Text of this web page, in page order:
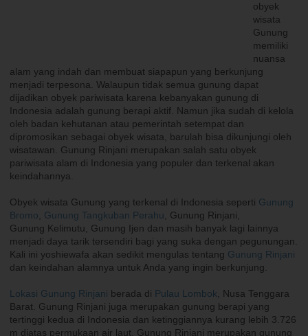
obyek
wisata
Gunung
memiliki
nuansa
alam yang indah dan membuat siapapun yang berkunjung
menjadi terpesona. Walaupun tidak semua gunung dapat
dijadikan obyek pariwisata karena kebanyakan gunung di
Indonesia adalah gunung berapi aktif. Namun jika sudah di kelola
oleh badan kehutanan atau pemerintah setempat dan
dipromosikan sebagai obyek wisata, barulah bisa dikunjungi oleh
wisatawan. Gunung Rinjani merupakan salah satu obyek
pariwisata alam di Indonesia yang populer dan terkenal akan
keindahannya.
Obyek wisata Gunung yang terkenal di Indonesia seperti Gunung
Bromo
Gunung Tangkuban Perahu , Gunung Rinjani,
Gunung Kelimutu, Gunung Ijen dan masih banyak lagi lainnya
menjadi daya tarik tersendiri bagi yang suka dengan pegunungan.
Kali ini yoshiewafa akan sedikit mengulas tentang Gunung Rinjani
dan keindahan alamnya untuk Anda yang ingin berkunjung.
Lokasi Gunung Rinjani berada di Pulau Lombok , Nusa Tenggara
Barat. Gunung Rinjani juga merupakan gunung berapi yang
tertinggi kedua di Indonesia dan ketinggiannya kurang lebih 3.726
m diatas permukaan air laut. Gunung Rinjani merupakan gunung